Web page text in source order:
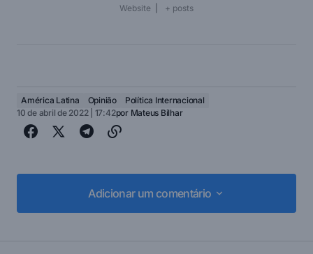
Website + posts
América Latina Opinião
Política Internacional
10 de abril de 2022 | 17:42por Mateus Bilhar
Adicionar um comentário
Adicionar um comentário